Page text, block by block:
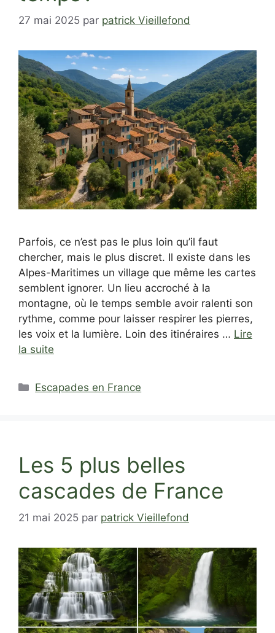
27 mai 2025 par patrick Vieillefond
Parfois, ce n’est pas le plus loin qu’il faut
chercher, mais le plus discret. Il existe dans les
Alpes-Maritimes un village que même les cartes
semblent ignorer. Un lieu accroché à la
montagne, où le temps semble avoir ralenti son
rythme, comme pour laisser respirer les pierres,
les voix et la lumière. Loin des itinéraires … Lire
la suite
Catégories
Escapades en France
Les 5 plus belles
cascades de France
21 mai 2025 par patrick Vieillefond